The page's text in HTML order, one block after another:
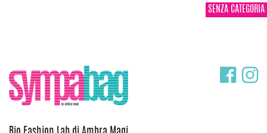
SENZA CATEGORIA